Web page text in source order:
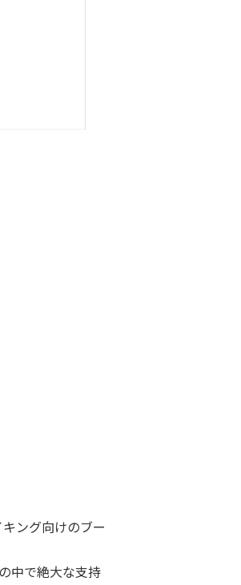
ング向けのブー
中で絶大な支持